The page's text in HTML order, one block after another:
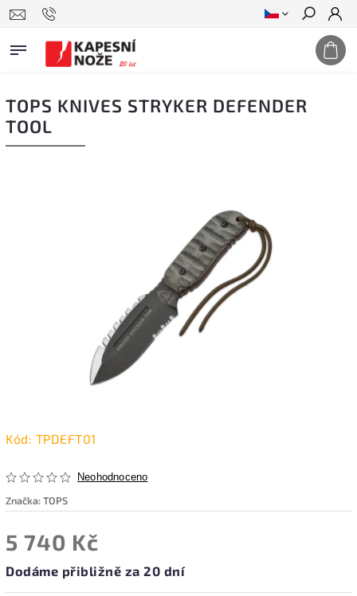
Hledat
TOPS KNIVES STRYKER DEFENDER
TOOL
Kód: TPDEFT01
Neohodnoceno
Značka:TOPS
5 740 Kč
Dodáme přibližně za 20 dní